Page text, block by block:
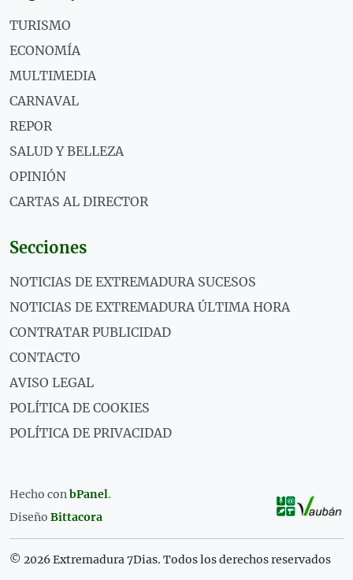
TURISMO
ECONOMÍA
MULTIMEDIA
CARNAVAL
REPOR
SALUD Y BELLEZA
OPINIÓN
CARTAS AL DIRECTOR
Secciones
NOTICIAS DE EXTREMADURA SUCESOS
NOTICIAS DE EXTREMADURA ÚLTIMA HORA
CONTRATAR PUBLICIDAD
CONTACTO
AVISO LEGAL
POLÍTICA DE COOKIES
POLÍTICA DE PRIVACIDAD
Hecho conbPanel.
Diseño Bittacora
© 2026 Extremadura 7Dias. Todos los derechos reservados